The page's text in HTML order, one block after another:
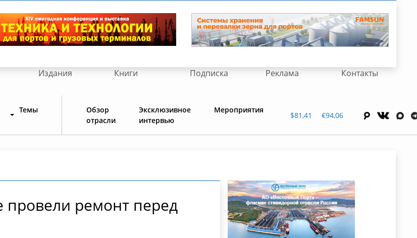
Издания Книги Подписка Реклама Контакты
Темы
Обзор
отрасли
Эксклюзивное
интервью
Мероприятия
$81,41 €94,06
ремонт перед